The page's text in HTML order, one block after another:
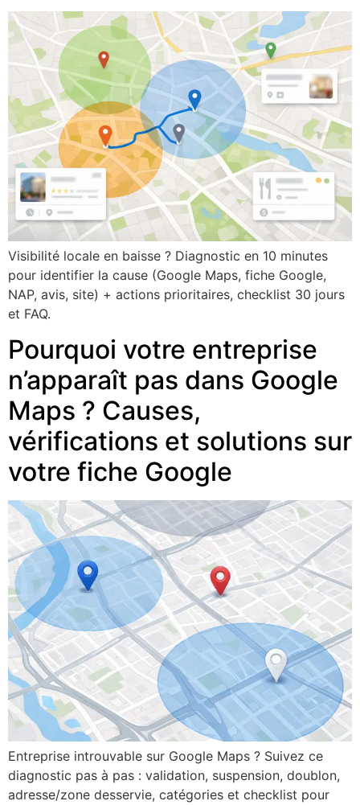
Visibilité locale en baisse ? Diagnostic en 10 minutes
pour identifier la cause (Google Maps, fiche Google,
NAP, avis, site) + actions prioritaires, checklist 30 jours
et FAQ.
Pourquoi votre entreprise
n’apparaît pas dans Google
Maps ? Causes,
vérifications et solutions sur
votre fiche Google
Entreprise introuvable sur Google Maps ? Suivez ce
diagnostic pas à pas : validation, suspension, doublon,
adresse/zone desservie, catégories et checklist pour